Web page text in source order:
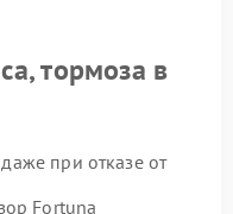
тормоза в
даже при отказе от
Fortuna